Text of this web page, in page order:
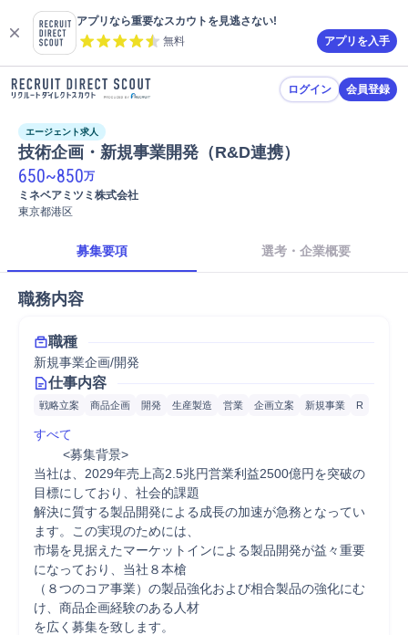
アプリなら重要なスカウトを見逃さない!
無料
アプリを入手
ログイン 会員登録
エージェント求人
技術企画・新規事業開発（R&D連携）
650~850万
ミネベアミツミ株式会社
東京都港区
募集要項 選考・企業概要
職務内容
職種
新規事業企画/開発
仕事内容
戦略立案 商品企画 開発 生産製造 営業 企画立案 新規事業 R
すべて
当社は、2029年売上高2.5兆円営業利益2500億円を突破の
目標にしており、社会的課題
解決に質する製品開発による成長の加速が急務となってい
ます。この実現のためには、
市場を見据えたマーケットインによる製品開発が益々重要
になっており、当社８本槍
（８つのコア事業）の製品強化および相合製品の強化にむ
け、商品企画経験のある人材
を広く募集を致します。